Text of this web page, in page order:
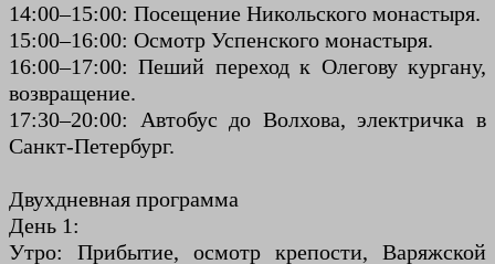
14:00–15:00: Посещение Никольского монастыря.
15:00–16:00: Осмотр Успенского монастыря.
16:00–17:00: Пеший переход к Олегову кургану,
возвращение.
17:30–20:00: Автобус до Волхова, электричка в
Санкт-Петербург.
Двухдневная программа
День 1:
Утро: Прибытие, осмотр крепости, Варяжской